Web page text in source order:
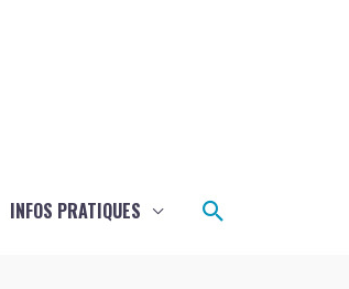
INFOS PRATIQUES Rechercher